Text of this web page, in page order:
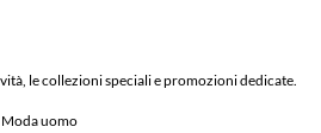
le collezioni speciali e promozioni dedicate.
Moda uomo